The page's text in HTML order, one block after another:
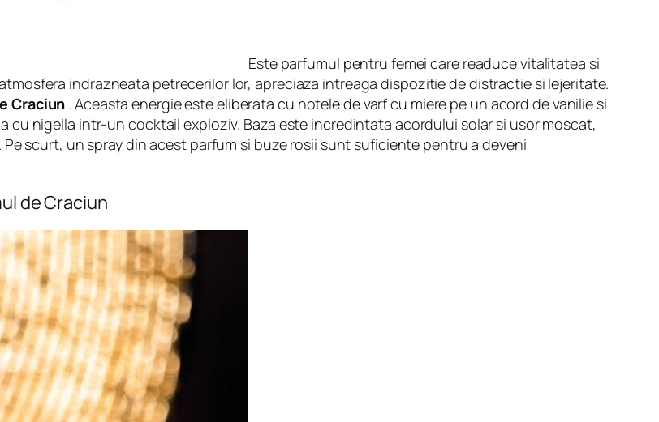
Este parfumul pentru femei care readuce vitalitatea si
indrazneata petrecerilor lor, apreciaza intreaga dispozitie de distractie si lejeritate.
Craciun . Aceasta energie este eliberata cu notele de varf cu miere pe un acord de vanilie si
cu nigella intr-un cocktail exploziv. Baza este incredintata acordului solar si usor moscat,
scurt, un spray din acest parfum si buze rosii sunt suficiente pentru a deveni
de Craciun